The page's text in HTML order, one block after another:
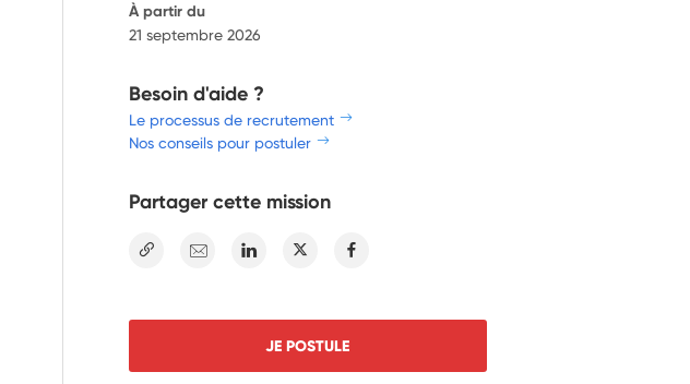
À partir du
21 septembre 2026
Besoin d'aide ?
Le processus de recrutement
Nos conseils pour postuler
Partager cette mission
E-mail Linkedin Twitter
JE POSTULE